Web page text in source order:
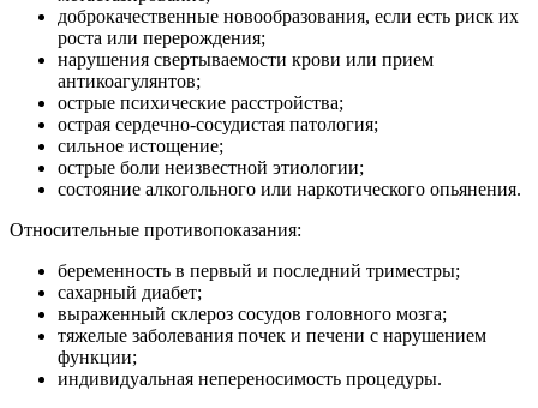
доброкачественные новообразования, если есть риск их
роста или перерождения;
нарушения свертываемости крови или прием
антикоагулянтов;
острые психические расстройства;
острая сердечно-сосудистая патология;
сильное истощение;
острые боли неизвестной этиологии;
состояние алкогольного или наркотического опьянения.
Относительные противопоказания:
беременность в первый и последний триместры;
сахарный диабет;
выраженный склероз сосудов головного мозга;
тяжелые заболевания почек и печени с нарушением
функции;
индивидуальная непереносимость процедуры.